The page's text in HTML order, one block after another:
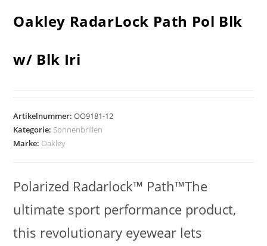
Oakley RadarLock Path Pol Blk
w/ Blk Iri
Artikelnummer:OO9181-12
Kategorie: Sonnenbrillen
Marke: Oakley
Polarized Radarlock™ Path™The
ultimate sport performance product,
this revolutionary eyewear lets